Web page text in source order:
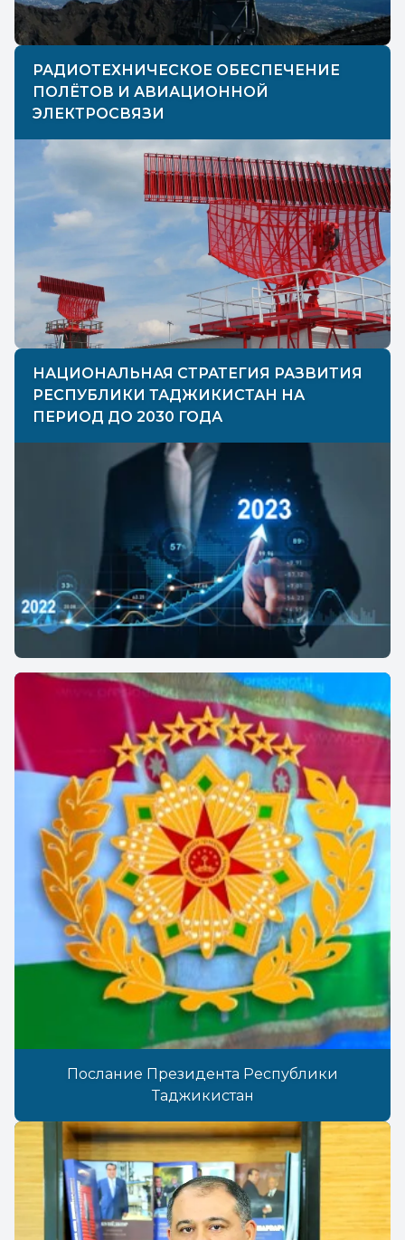
Послание Президента Республики
Таджикистан
РАДИОТЕХНИЧЕСКОЕ ОБЕСПЕЧЕНИЕ
ПОЛЁТОВ И АВИАЦИОННОЙ
ЭЛЕКТРОСВЯЗИ
НАЦИОНАЛЬНАЯ СТРАТЕГИЯ РАЗВИТИЯ
РЕСПУБЛИКИ ТАДЖИКИСТАН НА
ПЕРИОД ДО 2030 ГОДА